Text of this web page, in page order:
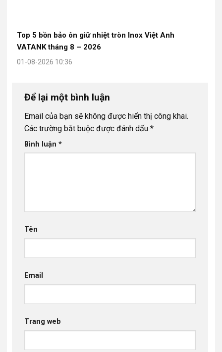
Top 5 bồn bảo ôn giữ nhiệt tròn Inox Việt Anh
VATANK tháng 8 – 2026
01-08-2026 10:36
Để lại một bình luận
Email của bạn sẽ không được hiển thị công khai.
Các trường bắt buộc được đánh dấu *
Bình luận *
Tên
Email
Trang web